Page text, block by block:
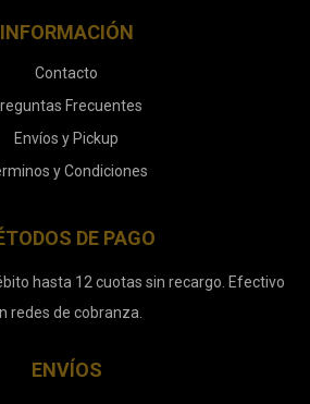
INFORMACIÓN
Contacto
Frecuentes
Envíos y Pickup
y Condiciones
DE PAGO
hasta 12 cuotas sin recargo. Efectivo
redes de cobranza.
ENVÍOS